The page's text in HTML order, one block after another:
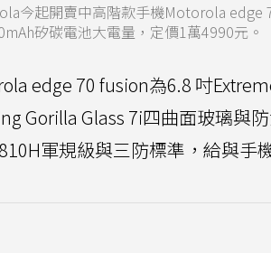
今起開賣中高階款手機Motorola edge
矽碳電池大電量，定價1萬4990元。
edge 70 fusion為6.8 吋
Gorilla Glass 7i四曲面玻璃與
軍規級與三防標準，給與手